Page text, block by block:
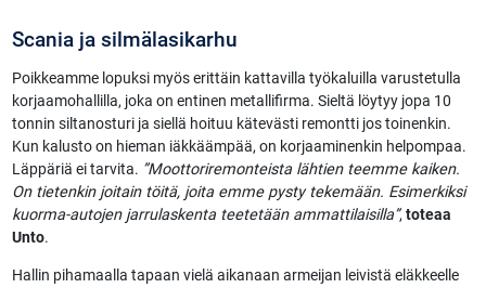
Scania ja silmälasikarhu
Poikkeamme lopuksi myös erittäin kattavilla työkaluilla varustetulla
korjaamohallilla, joka on entinen metallifirma. Sieltä löytyy jopa 10
tonnin siltanosturi ja siellä hoituu kätevästi remontti jos toinenkin.
Kun kalusto on hieman iäkkäämpää, on korjaaminenkin helpompaa.
Läppäriä ei tarvita. ”Moottoriremonteista lähtien teemme kaiken.
On tietenkin joitain töitä, joita emme pysty tekemään. Esimerkiksi
kuorma-autojen jarrulaskenta teetetään ammattilaisilla”,toteaa
Unto.
Hallin pihamaalla tapaan vielä aikanaan armeijan leivistä eläkkeelle